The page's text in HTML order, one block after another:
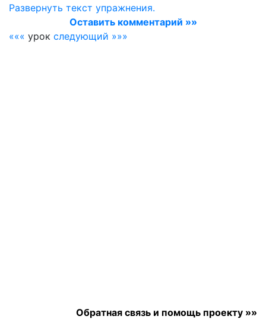
Развернуть текст упражнения.
Оставить комментарий »»
««« урок следующий »»»
Обратная связь и помощь проекту »»